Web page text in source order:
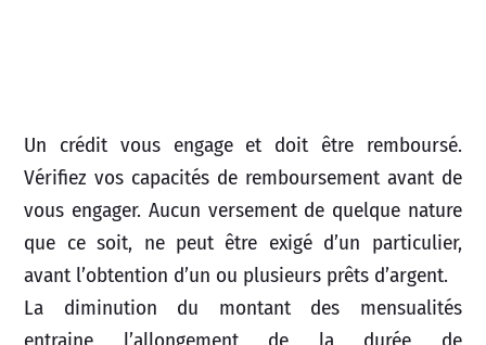
Un crédit vous engage et doit être remboursé.
Vérifiez vos capacités de remboursement avant de
vous engager. Aucun versement de quelque nature
que ce soit, ne peut être exigé d’un particulier,
avant l’obtention d’un ou plusieurs prêts d’argent.
La diminution du montant des mensualités